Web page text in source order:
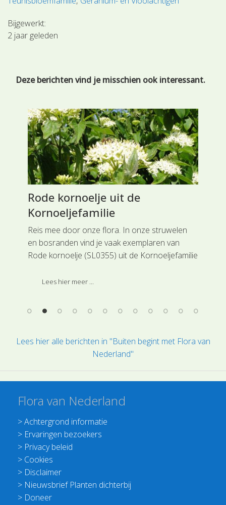
Bijgewerkt:
2 jaar geleden
Deze berichten vind je misschien ook interessant.
Rode kornoelje uit de
Kornoeljefamilie
Reis mee door onze flora. In onze struwelen
en bosranden vind je vaak exemplaren van
Rode kornoelje (SL0355) uit de Kornoeljefamilie
Lees hier meer ...
Lees hier alle berichten in "Buiten begint met Flora van
Nederland"
Flora van Nederland
>Achtergrond informatie
> Ervaringen bezoekers
> Privacy beleid
> Cookies
> Disclaimer
> Nieuwsbrief Planten dichterbij
> Doneer